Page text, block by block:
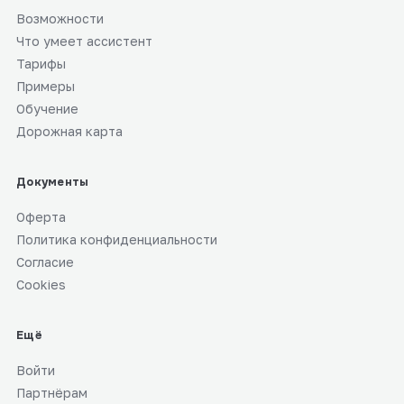
15 Как работает Пробный период
16 Настройка доставки и самовывоза
19 Как написать в поддержку
20 ОРД маркировка автоматически
Возможности
Что умеет ассистент
Тарифы
Примеры
Обучение
Дорожная карта
Документы
Оферта
Политика конфиденциальности
Согласие
Cookies
Ещё
Войти
Партнёрам